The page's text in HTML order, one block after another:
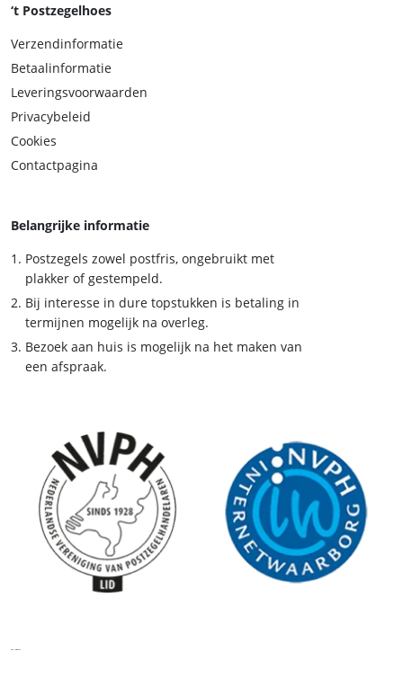
‘t Postzegelhoes
Verzendinformatie
Betaalinformatie
Leveringsvoorwaarden
Privacybeleid
Cookies
Contactpagina
Belangrijke informatie
Postzegels zowel postfris, ongebruikt met
plakker of gestempeld.
Bij interesse in dure topstukken is betaling in
termijnen mogelijk na overleg.
Bezoek aan huis is mogelijk na het maken van
een afspraak.